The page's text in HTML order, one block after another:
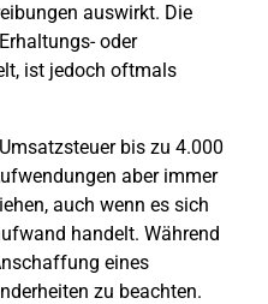
auswirkt. Die
oder
ist jedoch oftmals
bis zu 4.000
aber immer
auch wenn es sich
handelt. Während
eines
zu beachten.